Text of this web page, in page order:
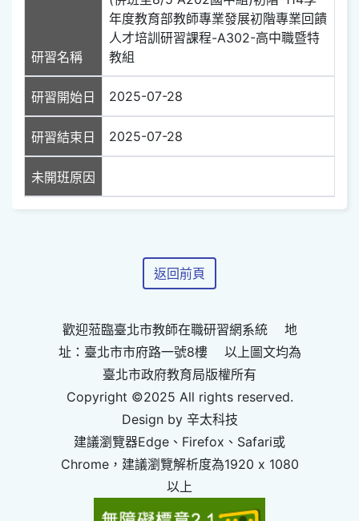
研習名稱
年度教育部教師專業發展初階專業回饋
人才培訓研習課程-A302-高中職暨特
教組
研習開始日 2025-07-28
研習結束日 2025-07-28
未開班原因
返回前頁
歡迎蒞臨臺北市教師在職研習網系統 地
址：臺北市市府路一號8樓 以上圖文均為
臺北市政府教育局版權所有
Copyright ©2025 All rights reserved.
Design by 辛太科技
建議瀏覽器Edge、Firefox、Safari或
Chrome，建議瀏覽解析度為1920 x 1080
以上